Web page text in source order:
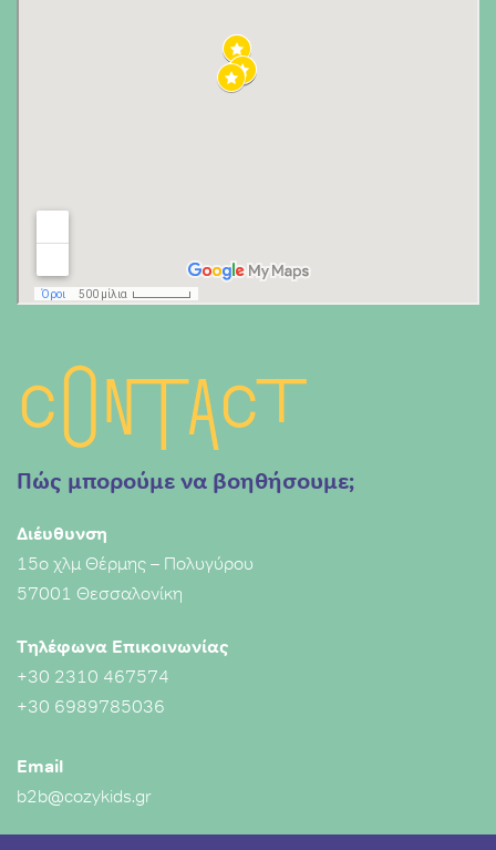
Contact
Πώς μπορούμε να βοηθήσουμε;
Διέυθυνση
15ο χλμ Θέρμης – Πολυγύρου
57001 Θεσσαλονίκη
Τηλέφωνα Επικοινωνίας
+30 2310 467574
+30 6989785036
Email
b2b@cozykids.gr